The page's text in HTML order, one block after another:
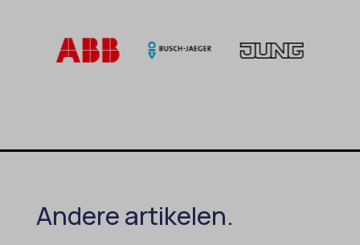
Andere artikelen.